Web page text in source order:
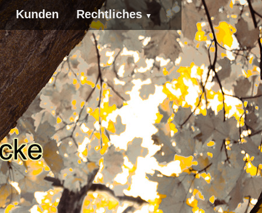
Kunden Rechtliches